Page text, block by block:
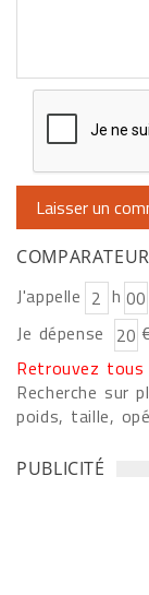
J'appelle h
Je dépense
Retrouvez tous
Recherche sur
poids, taille,
PUBLICITÉ